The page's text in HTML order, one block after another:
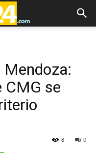
Mendoza:
CMG se
0
8